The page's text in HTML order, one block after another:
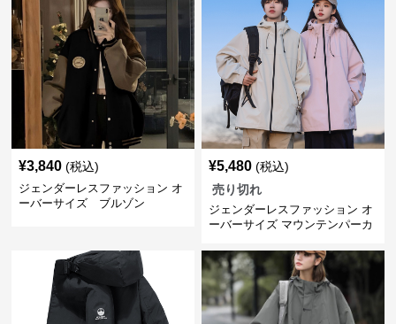
¥3,840 (税込)
ジェンダーレスファッション オ
ーバーサイズ ブルゾン
¥5,480 (税込)
売り切れ
ジェンダーレスファッション オ
ーバーサイズ マウンテンパーカ